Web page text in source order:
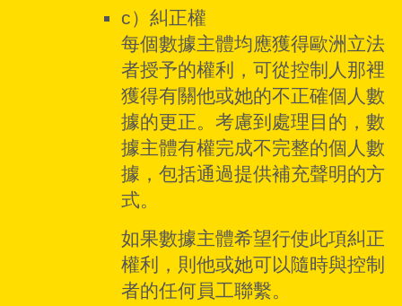
c）糾正權
每個數據主體均應獲得歐洲立法
者授予的權利，可從控制人那裡
獲得有關他或她的不正確個人數
據的更正。考慮到處理目的，數
據主體有權完成不完整的個人數
據，包括通過提供補充聲明的方
式。
如果數據主體希望行使此項糾正
權利，則他或她可以隨時與控制
者的任何員工聯繫。